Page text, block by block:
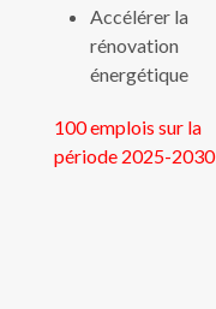
Accélérer la
rénovation
énergétique
100 emplois sur la
période 2025-2030